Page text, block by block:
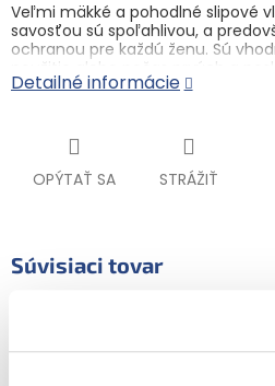
Veľmi mäkké a pohodlné slipové
savosťou sú spoľahlivou, a
ochranou pre každú ženu. Sú
alebo počas prvých a
Mäkká povrchová vrstva zo
Pocíťte slobodu. Zmeňte svet.
zabezpečia maximálnu ochranu a
Tenká a mäkká vložka
100 % uhlíkovo neutrálne
Detailné informácie
OPÝTAŤ SA STRÁŽIŤ
Súvisiaci tovar